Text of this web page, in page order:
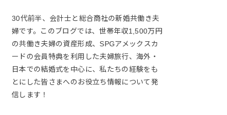
30代前半、会計士と総合商社の新婚共働き夫
婦です。このブログでは、世帯年収1,500万円
の共働き夫婦の資産形成、SPGアメックスカ
ードの会員特典を利用した夫婦旅行、海外・
日本での結婚式を中心に、私たちの経験をも
とにした皆さまへのお役立ち情報について発
信します！